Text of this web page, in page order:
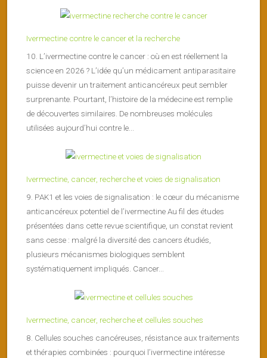
Ivermectine contre le cancer et la recherche
10. L’ivermectine contre le cancer : où en est réellement la
science en 2026 ? L’idée qu’un médicament antiparasitaire
puisse devenir un traitement anticancéreux peut sembler
surprenante. Pourtant, l’histoire de la médecine est remplie
de découvertes similaires. De nombreuses molécules
utilisées aujourd’hui contre le...
Ivermectine, cancer, recherche et voies de signalisation
9. PAK1 et les voies de signalisation : le cœur du mécanisme
anticancéreux potentiel de l’ivermectine Au fil des études
présentées dans cette revue scientifique, un constat revient
sans cesse : malgré la diversité des cancers étudiés,
plusieurs mécanismes biologiques semblent
systématiquement impliqués. Cancer...
Ivermectine, cancer, recherche et cellules souches
8. Cellules souches cancéreuses, résistance aux traitements
et thérapies combinées : pourquoi l’ivermectine intéresse